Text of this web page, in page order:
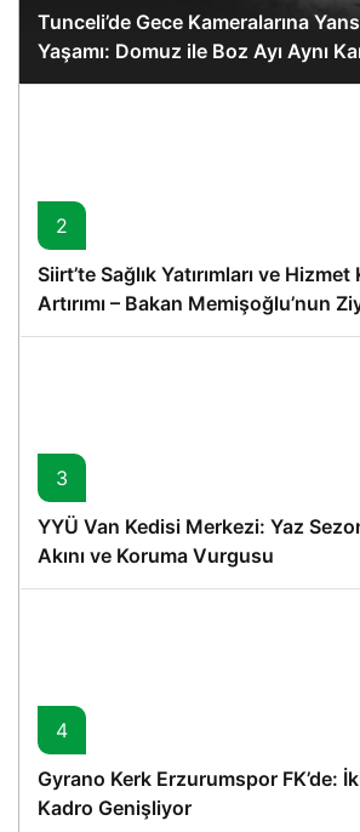
Tunceli’de Gece Kameralarına
Yaşamı: Domuz ile Boz Ayı Aynı
2
Siirt’te Sağlık Yatırımları ve
Artırımı – Bakan Memişoğlu’nun
3
YYÜ Van Kedisi Merkezi: Yaz
Akını ve Koruma Vurgusu
4
Gyrano Kerk Erzurumspor FK’de:
Kadro Genişliyor